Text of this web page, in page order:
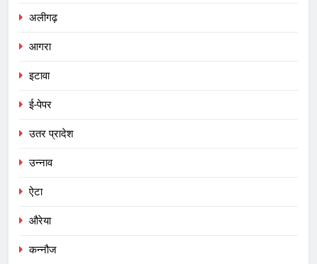
अलीगढ़
आगरा
इटावा
ई-पेपर
उतर प्रादेश
उन्नाव
ऐटा
औरेया
कन्नौज